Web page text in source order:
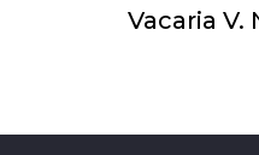
Vacaria V.